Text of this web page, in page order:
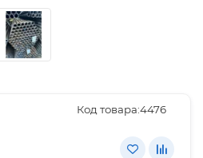
Код товара:4476